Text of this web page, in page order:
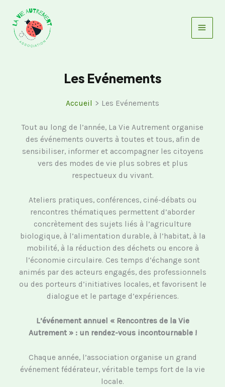
contenu
Les Evénements
Accueil Les Evénements
Tout au long de l’année, La Vie Autrement organise
des événements ouverts à toutes et tous, afin de
sensibiliser, informer et accompagner les citoyens
vers des modes de vie plus sobres et plus
respectueux du vivant.
Ateliers pratiques, conférences, ciné-débats ou
rencontres thématiques permettent d’aborder
concrètement des sujets liés à l’agriculture
biologique, à l’alimentation durable, à l’habitat, à la
mobilité, à la réduction des déchets ou encore à
l’économie circulaire. Ces temps d’échange sont
animés par des acteurs engagés, des professionnels
ou des porteurs d’initiatives locales, et favorisent le
dialogue et le partage d’expériences.
L’événement annuel « Rencontres de la Vie
Autrement » : un rendez-vous incontournable !
Chaque année, l’association organise un grand
événement fédérateur, véritable temps fort de la vie
locale.